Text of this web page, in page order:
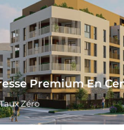
Premium En
Zéro